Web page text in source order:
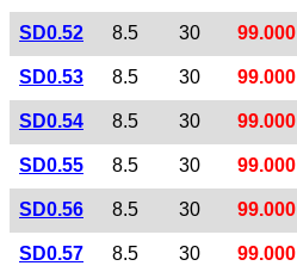
SD0.52 8.5 30 99.000
SD0.53 8.5 30 99.000
SD0.54 8.5 30 99.000
SD0.55 8.5 30 99.000
SD0.56 8.5 30 99.000
SD0.57 8.5 30 99.000